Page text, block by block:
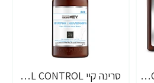
סרינה קיי Curl Control מסכת חמאת שיאה לשיער גלי ומתולתל 500 מ"ל - מבית Saryna Key
סרינה קיי CURL CONTROL שמפו שיאה לשיער גלי ומתולתל 500 מ"ל - מבית Saryna Key